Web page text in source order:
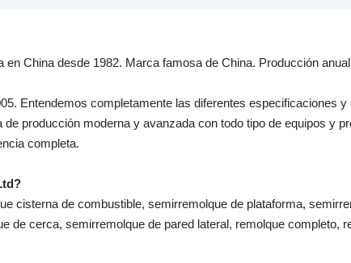
China desde 1982. Marca famosa de China. Producción
Entendemos completamente las diferentes especificaciones
producción moderna y avanzada con todo tipo de equipos y
completa.
cisterna de combustible, semirremolque de plataforma,
de cerca, semirremolque de pared lateral, remolque completo,